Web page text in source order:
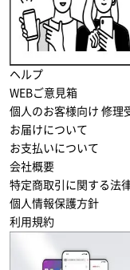
ヘルプ
WEBご意見箱
個人のお客様向け 修理
お届けについて
お支払いについて
会社概要
特定商取引に関する法
個人情報保護方針
利用規約